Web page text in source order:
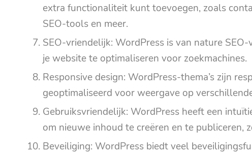
extra functionaliteit kunt toevoegen, zoals
SEO-tools en meer.
SEO-vriendelijk: WordPress is van nature
je website te optimaliseren voor zoekmachines.
Responsive design: WordPress-thema’s zijn
geoptimaliseerd voor weergave op
Gebruiksvriendelijk: WordPress heeft een
om nieuwe inhoud te creëren en te publiceren,
Beveiliging: WordPress biedt veel